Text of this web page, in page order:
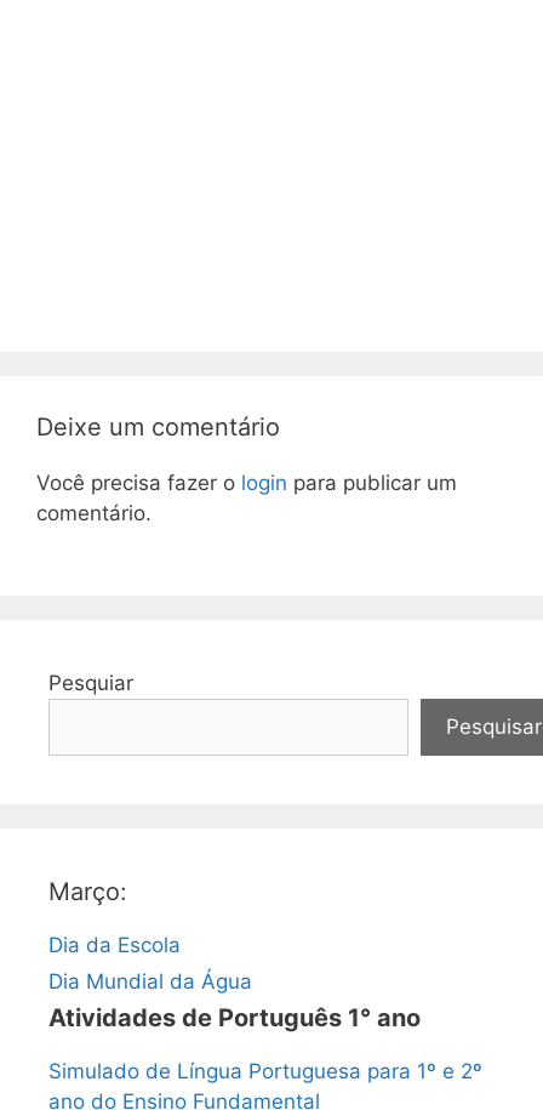
Deixe um comentário
Você precisa fazer o login para publicar um
comentário.
Pesquiar
Pesquisar
Março:
Dia da Escola
Dia Mundial da Água
Atividades de Português 1° ano
Simulado de Língua Portuguesa para 1º e 2º
ano do Ensino Fundamental